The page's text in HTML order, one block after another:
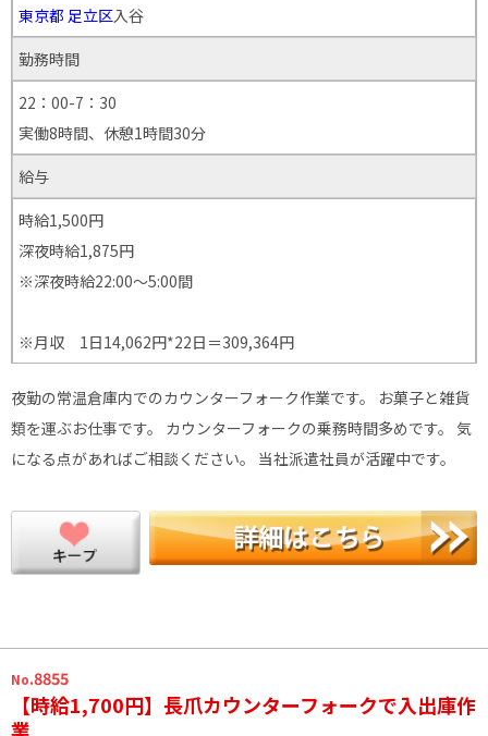
東京都 足立区入谷
勤務時間
22：00-7：30
実働8時間、休憩1時間30分
給与
時給1,500円
深夜時給1,875円
※深夜時給22:00〜5:00間
※月収 1日14,062円*22日＝309,364円
夜勤の常温倉庫内でのカウンターフォーク作業です。 お菓子と雑貨
類を運ぶお仕事です。 カウンターフォークの乗務時間多めです。 気
になる点があればご相談ください。 当社派遣社員が活躍中です。
No.8855
【時給1,700円】長爪カウンターフォークで入出庫作
業